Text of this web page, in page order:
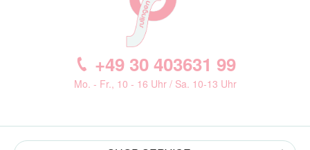
+49 30 403631 99
Mo. - Fr., 10 - 16 Uhr / Sa. 10-13 Uhr